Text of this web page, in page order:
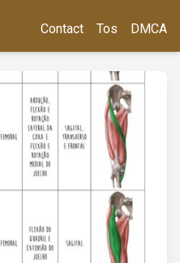
Contact Tos DMCA